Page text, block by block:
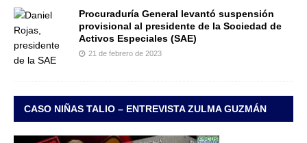
Procuraduría General levantó suspensión
provisional al presidente de la Sociedad de
Activos Especiales (SAE)
21 de febrero de 2023
CASO NIÑAS TALIO – ENTREVISTA ZULMA GUZMÁN